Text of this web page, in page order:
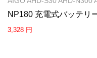
NP180 充電式バッテリ
3,328 円